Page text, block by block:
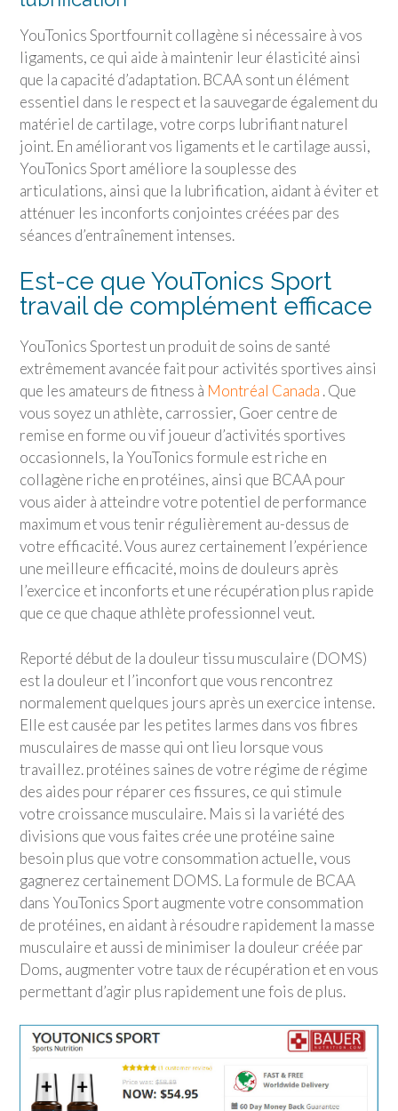
YouTonics Sportfournit collagène si nécessaire à vos
ligaments, ce qui aide à maintenir leur élasticité ainsi
que la capacité d’adaptation. BCAA sont un élément
essentiel dans le respect et la sauvegarde également du
matériel de cartilage, votre corps lubrifiant naturel
joint. En améliorant vos ligaments et le cartilage aussi,
YouTonics Sportaméliore la souplesse des
articulations, ainsi que la lubrification, aidant à éviter et
atténuer les inconforts conjointes créées par des
séances d’entraînement intenses.
Est-ce que YouTonics Sport
travail de complément efficace
YouTonics Sportest un produit de soins de santé
extrêmement avancée fait pour activités sportives ainsi
que les amateurs de fitness à Montréal Canada . Que
vous soyez un athlète, carrossier, Goer centre de
remise en forme ou vif joueur d’activités sportives
occasionnels, la YouTonics formule est riche en
collagène riche en protéines, ainsi que BCAA pour
vous aider à atteindre votre potentiel de performance
maximum et vous tenir régulièrement au-dessus de
votre efficacité. Vous aurez certainement l’expérience
une meilleure efficacité, moins de douleurs après
l’exercice et inconforts et une récupération plus rapide
que ce que chaque athlète professionnel veut.
Reporté début de la douleur tissu musculaire (DOMS)
est la douleur et l’inconfort que vous rencontrez
normalement quelques jours après un exercice intense.
Elle est causée par les petites larmes dans vos fibres
musculaires de masse qui ont lieu lorsque vous
travaillez. protéines saines de votre régime de régime
des aides pour réparer ces fissures, ce qui stimule
votre croissance musculaire. Mais si la variété des
divisions que vous faites crée une protéine saine
besoin plus que votre consommation actuelle, vous
gagnerez certainement DOMS. La formule de BCAA
dans YouTonics Sportaugmente votre consommation
de protéines, en aidant à résoudre rapidement la masse
musculaire et aussi de minimiser la douleur créée par
Doms, augmenter votre taux de récupération et en vous
permettant d’agir plus rapidement une fois de plus.